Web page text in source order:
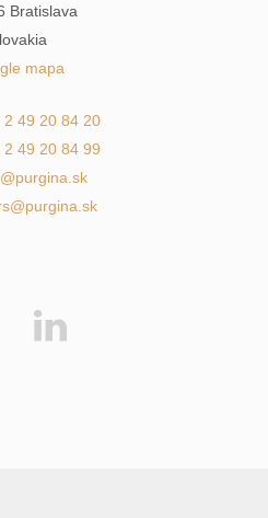
Bratislava
mapa
2 49 20 84 20
2 49 20 84 99